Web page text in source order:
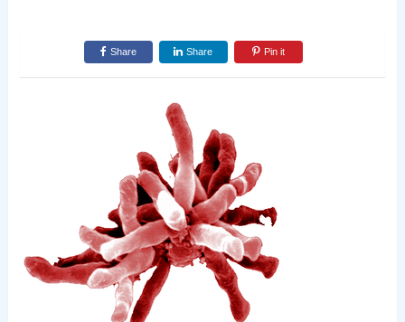
Share Share Pin it